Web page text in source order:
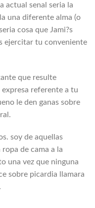
actual senal seri­a la
una diferente alma (o
cosa que Jami?s
ejercitar tu conveniente
que resulte
referente a tu
le den ganas sobre
soy de aquellas
de cama a la
una vez que ninguna
sobre picardia llamara